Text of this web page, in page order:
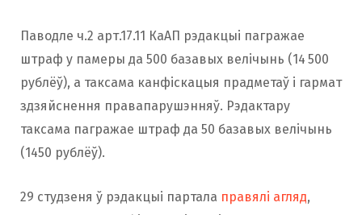
Паводле ч.2 арт.17.11 КаАП рэдакцыі пагражае
штраф у памеры да 500 базавых велічынь (14 500
рублёў), а таксама канфіскацыя прадметаў і гармат
здзяйснення правапарушэнняў. Рэдактару
таксама пагражае штраф да 50 базавых велічынь
(1450 рублёў).
29 студзеня ў рэдакцыі партала правялі агляд,